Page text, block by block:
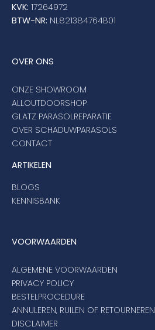
KVK: 17264972
BTW-NR: NL821384764B01
OVER ONS
ONZE SHOWROOM
ALLOUTDOORSHOP
GLATZ PARASOLREPARATIE
OVER SCHADUWPARASOLS
CONTACT
ARTIKELEN
BLOGS
KENNISBANK
VOORWAARDEN
ALGEMENE VOORWAARDEN
PRIVACY POLICY
BESTELPROCEDURE
ANNULEREN, RUILEN OF RETOURNEREN
DISCLAIMER